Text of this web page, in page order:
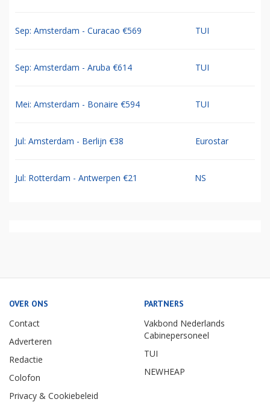
Sep: Amsterdam - Curacao €569 TUI
Sep: Amsterdam - Aruba €614 TUI
Mei: Amsterdam - Bonaire €594 TUI
Jul: Amsterdam - Berlijn €38 Eurostar
Jul: Rotterdam - Antwerpen €21 NS
OVER ONS
Contact
Adverteren
Redactie
Colofon
Privacy & Cookiebeleid
PARTNERS
Vakbond Nederlands
Cabinepersoneel
TUI
NEWHEAP